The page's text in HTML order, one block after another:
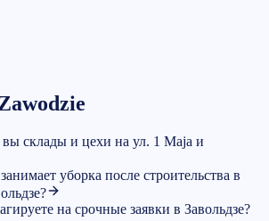
склады и цехи на ул. 1 Maja и
уборка после строительства в
на срочные заявки в Завольдзе?